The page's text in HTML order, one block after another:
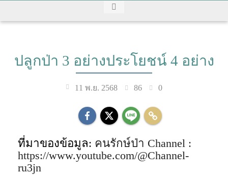
ปลูกป่า 3 อย่างประโยชน์ 4 อย่าง
11 พ.ย. 2568 86 0
ที่มาของข้อมูล: คนรักษ์ป่า Channel :
https://www.youtube.com/@Channel-
ru3jn